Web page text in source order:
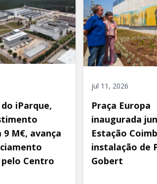
iParque,
M€, avança
Centro
jul 11, 2026
Praça Europa
inaugurada
Estação
instalação de
Gobert